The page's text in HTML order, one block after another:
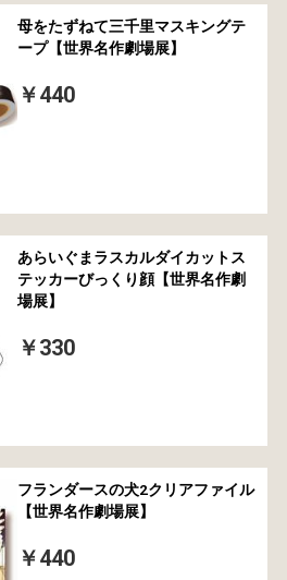
母をたずねて三千里マスキングテ
ープ【世界名作劇場展】
￥440
あらいぐまラスカルダイカットス
テッカーびっくり顔【世界名作劇
場展】
￥330
フランダースの犬2クリアファイル
【世界名作劇場展】
￥440